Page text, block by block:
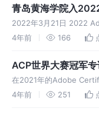
青岛黄海学院入
界大赛
2022年3月21日 2022
简称：ACP世界大赛）中
4年前 166
ACP世界大赛冠军
在2021年的Adobe
印刷高等专科学校的陈建
4年前 251